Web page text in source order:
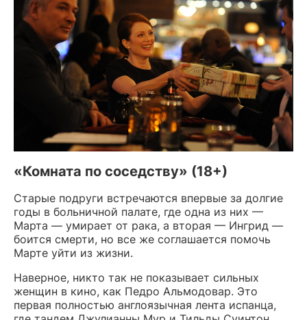
«Комната по соседству» (18+)
Старые подруги встречаются впервые за долгие
годы в больничной палате, где одна из них —
Марта — умирает от рака, а вторая — Ингрид —
боится смерти, но все же соглашается помочь
Марте уйти из жизни.
Наверное, никто так не показывает сильных
женщин в кино, как Педро Альмодовар. Это
первая полностью англоязычная лента испанца,